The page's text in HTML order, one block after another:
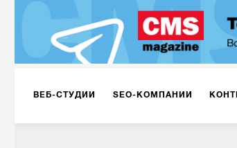
ВЕБ-СТУДИИ SEO-КОМПАНИИ